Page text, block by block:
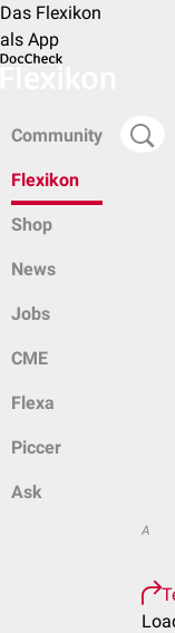
Das Flexikon
als App
Community
Flexikon
Shop
News
Jobs
CME
Flexa
Piccer
Ask
A